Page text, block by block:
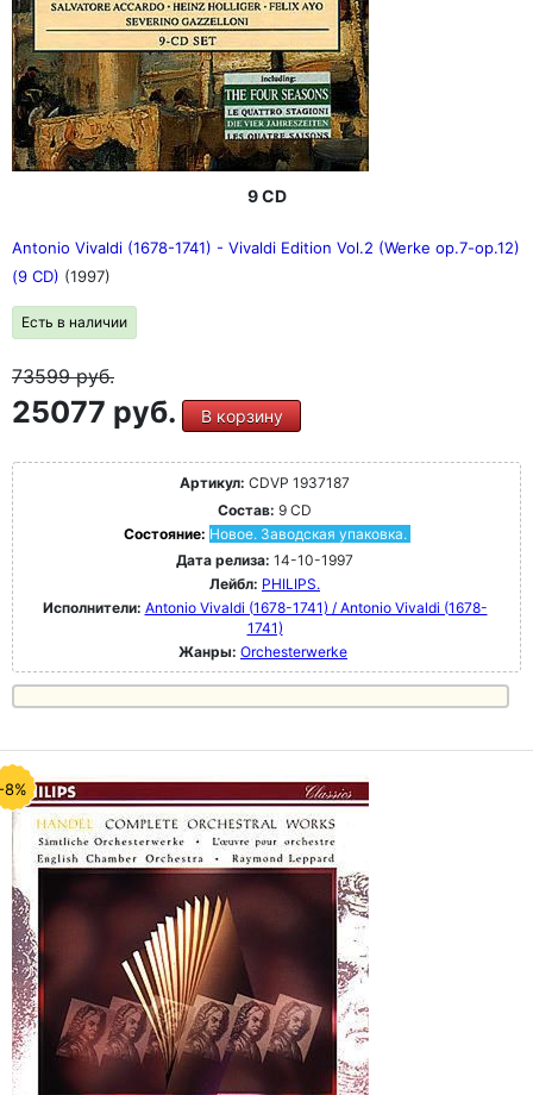
9 CD
Antonio Vivaldi (1678-1741) - Vivaldi Edition Vol.2 (Werke op.7-op.12)
(9 CD) (1997)
Есть в наличии
73599руб.
25077 руб. В корзину
Артикул: CDVP 1937187
Состав: 9 CD
Состояние: Новое. Заводская упаковка.
Дата релиза: 14-10-1997
Лейбл: PHILIPS.
Исполнители: Antonio Vivaldi (1678-1741) / Antonio Vivaldi (1678-
1741)
Жанры: Orchesterwerke
8%